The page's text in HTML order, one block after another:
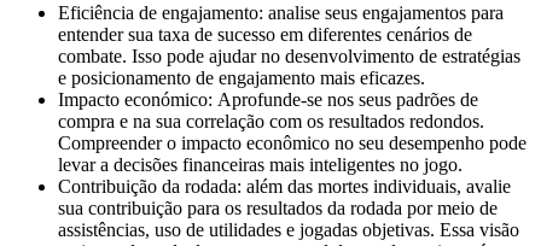
Eficiência de engajamento: analise seus engajamentos para
entender sua taxa de sucesso em diferentes cenários de
combate. Isso pode ajudar no desenvolvimento de estratégias
e posicionamento de engajamento mais eficazes.
Impacto económico: Aprofunde-se nos seus padrões de
compra e na sua correlação com os resultados redondos.
Compreender o impacto econômico no seu desempenho pode
levar a decisões financeiras mais inteligentes no jogo.
Contribuição da rodada: além das mortes individuais, avalie
sua contribuição para os resultados da rodada por meio de
assistências, uso de utilidades e jogadas objetivas. Essa visão